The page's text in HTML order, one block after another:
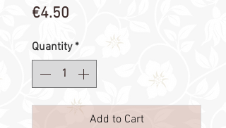
€4.50
Quantity *
Add to Cart